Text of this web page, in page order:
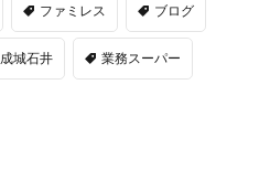
ファミレス ブログ
成城石井 業務スーパー